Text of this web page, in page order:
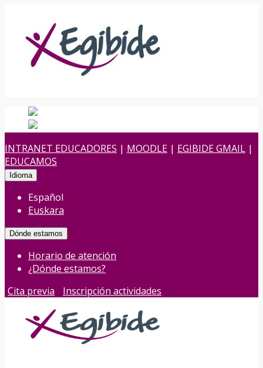
INTRANET EDUCADORES | MOODLE | EGIBIDE GMAIL |
EDUCAMOS
Idioma
Español
Euskara
Dónde estamos
Horario de atención
¿Dónde estamos?
Cita previa
Inscripción actividades